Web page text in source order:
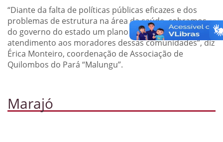
“Diante da falta de políticas públicas eficazes e dos
problemas de estrutura na área da saúde, cobramos
do governo do estado um plano emergencial no
atendimento aos moradores dessas comunidades”, diz
Érica Monteiro, coordenação de Associação de
Quilombos do Pará “Malungu”.
Marajó